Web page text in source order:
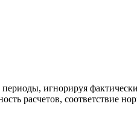
игнорируя
расчетов, соответствие